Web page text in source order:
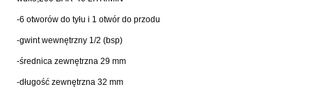
-6 otworów do tyłu i 1 otwór do przodu
-gwint wewnętrzny 1/2 (bsp)
-średnica zewnętrzna 29 mm
-długość zewnętrzna 32 mm